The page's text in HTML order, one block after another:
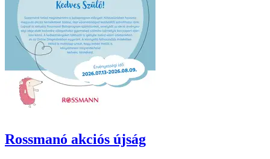
Rossmanó akciós újság